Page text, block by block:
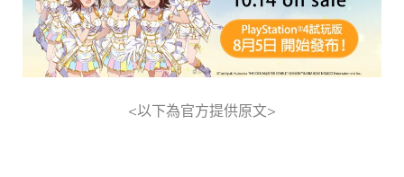
<以下為官方提供原文>